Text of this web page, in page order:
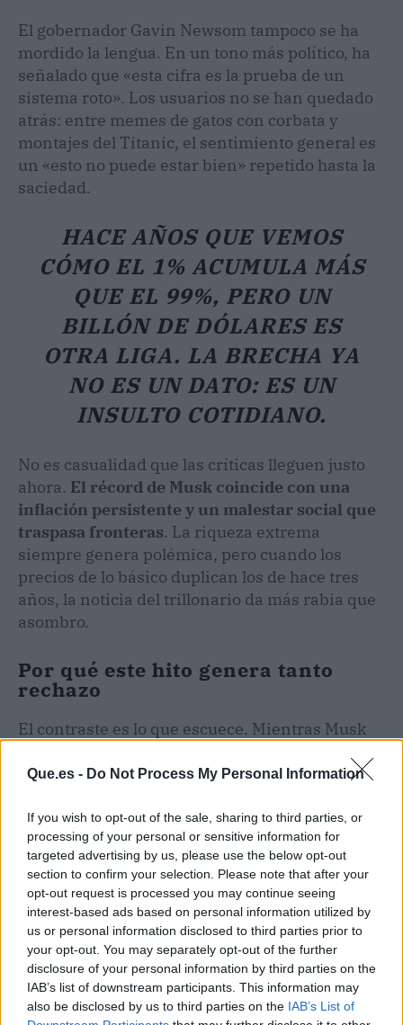
Que.es - Do Not Process My Personal Information
If you wish to opt-out of the sale, sharing to third parties, or
processing of your personal or sensitive information for
targeted advertising by us, please use the below opt-out
section to confirm your selection. Please note that after your
opt-out request is processed you may continue seeing
interest-based ads based on personal information utilized by
us or personal information disclosed to third parties prior to
your opt-out. You may separately opt-out of the further
disclosure of your personal information by third parties on the
IAB’s list of downstream participants. This information may
also be disclosed by us to third parties on the IAB’s List of
El gobernador Gavin Newsom tampoco se ha
mordido la lengua. En un tono más político, ha
señalado que «esta cifra es la prueba de un
sistema roto». Los usuarios no se han quedado
atrás: entre memes de gatos con corbata y
montajes del Titanic, el sentimiento general es
un «esto no puede estar bien» repetido hasta la
saciedad.
HACE AÑOS QUE VEMOS
CÓMO EL 1% ACUMULA MÁS
QUE EL 99%, PERO UN
BILLÓN DE DÓLARES ES
OTRA LIGA. LA BRECHA YA
NO ES UN DATO: ES UN
INSULTO COTIDIANO.
No es casualidad que las críticas lleguen justo
ahora. El récord de Musk coincide con una
inflación persistente y un malestar social que
traspasa fronteras. La riqueza extrema
siempre genera polémica, pero cuando los
precios de lo básico duplican los de hace tres
años, la noticia del trillonario da más rabia que
asombro.
Por qué este hito genera tanto
rechazo
El contraste es lo que escuece. Mientras Musk
macroeconómicos recuerdan que el poder
perder fuelle. A eso se suma que en los últimos
meses han vuelto a sonar con fuerza conceptos
como «impuesto a los superricos» y «tasa global
a la riqueza extrema».
La imagen de Musk tampoco ayuda. Su estilo
provocador en redes, sus idas y venidas con
demandas y sus polémicas empresariales ya
tenían dividida a la opinión pública. Ahora, con